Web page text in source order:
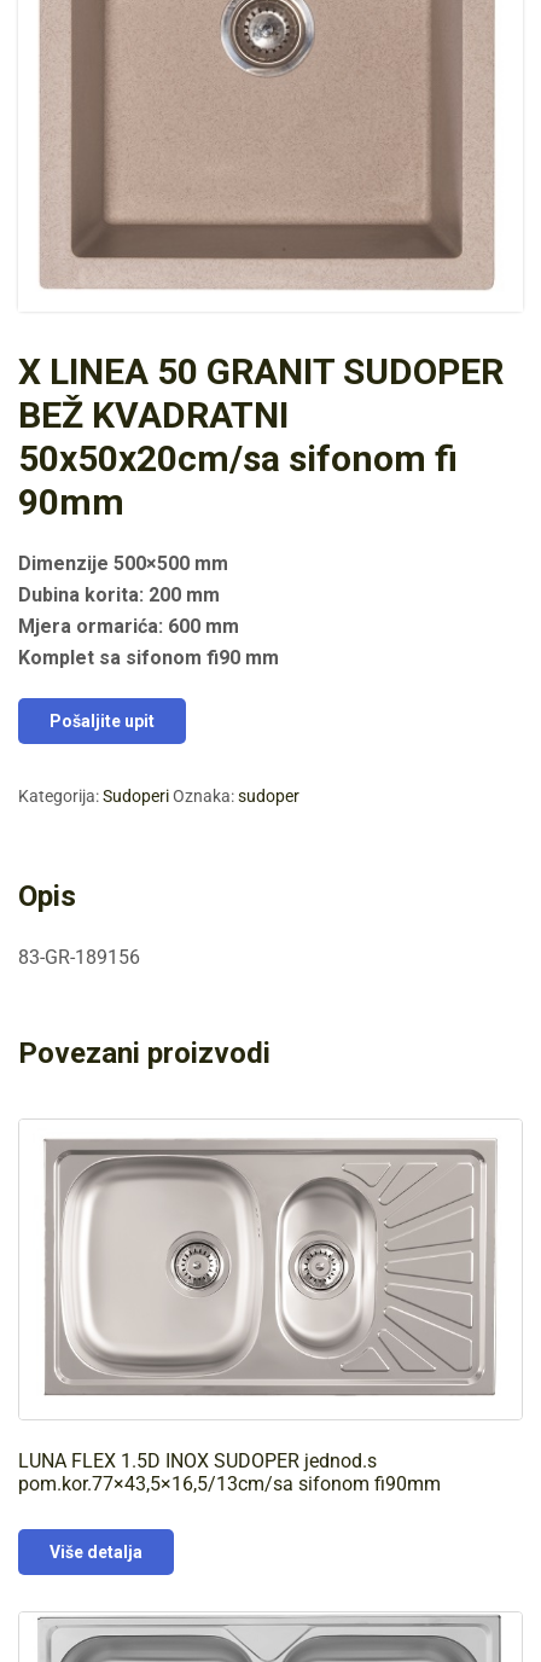
X LINEA 50 GRANIT SUDOPER
BEŽ KVADRATNI
50x50x20cm/sa sifonom fi
90mm
Dimenzije 500×500 mm
Dubina korita: 200 mm
Mjera ormarića: 600 mm
Komplet sa sifonom fi90 mm
Pošaljite upit
Kategorija:SudoperiOznaka:sudoper
Opis
83-GR-189156
Povezani proizvodi
LUNA FLEX 1.5D INOX SUDOPER jednod.s
pom.kor.77×43,5×16,5/13cm/sa sifonom fi90mm
Više detalja